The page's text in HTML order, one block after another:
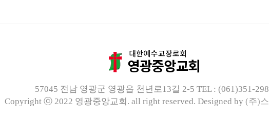
57045 전남 영광군 영광읍 천년로13길 2-5 TEL : (061)351-
Copyright ⓒ 2022 영광중앙교회. all right reserved. Designed by (주)